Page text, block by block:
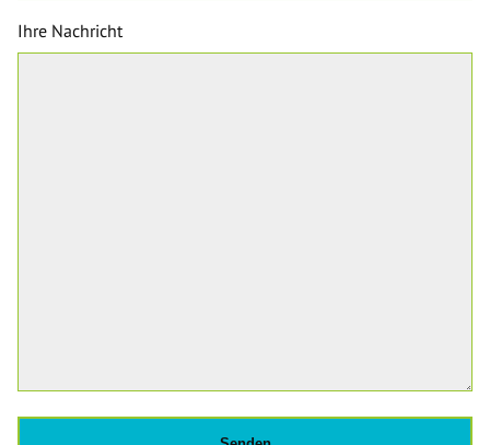
Ihre Nachricht